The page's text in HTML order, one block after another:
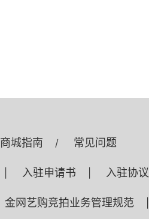
商城指南 / 常见问题
入驻申请书 入驻协议
金网艺购竞拍业务管理规范